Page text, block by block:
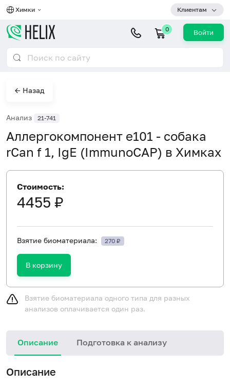
Химки Клиентам
0 Войти
← Назад
Анализ 21-741
Аллергокомпонент e101 - собака
rCan f 1, IgE (ImmunoCAP) в Химках
Стоимость:
4455 ₽
Взятие биоматериала: 270 ₽
В корзину
Взятие биоматериала одного типа для разных
анализов оплачивается один раз.
Описание Подготовка к анализу
Описание